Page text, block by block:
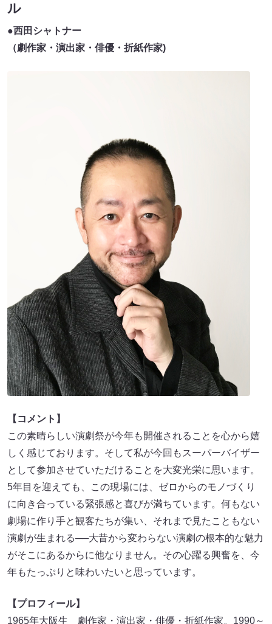
ル
●西田シャトナー
（劇作家・演出家・俳優・折紙作家)
【コメント】
この素晴らしい演劇祭が今年も開催されることを心から嬉
しく感じております。そして私が今回もスーパーバイザー
として参加させていただけることを大変光栄に思います。
5年目を迎えても、この現場には、ゼロからのモノづくり
に向き合っている緊張感と喜びが満ちています。何もない
劇場に作り手と観客たちが集い、それまで見たこともない
演劇が生まれる──大昔から変わらない演劇の根本的な魅力
がそこにあるからに他なりません。その心躍る興奮を、今
年もたっぷりと味わいたいと思っています。
【プロフィール】
1965年大阪生 劇作家・演出家・俳優・折紙作家。1990～